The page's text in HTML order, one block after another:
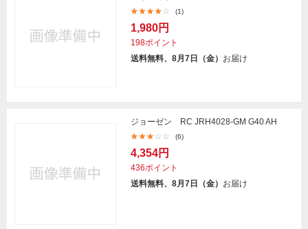
(1)
1,980円
198ポイント
送料無料、8月7日（金） お届け
ジョーゼン RC JRH4028-GM G40 AH
(6)
4,354円
436ポイント
送料無料、8月7日（金） お届け